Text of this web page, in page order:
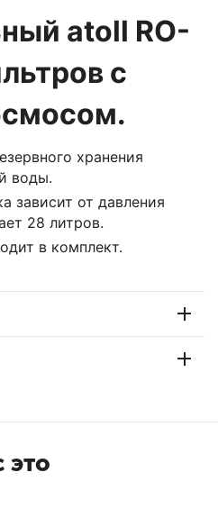
atoll RO-
с
хранения
воды.
зависит от давления
28 литров.
в комплект.
это